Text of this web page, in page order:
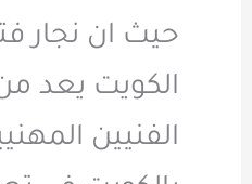
حيث ان نجار
الكويت يعد
الفنيين